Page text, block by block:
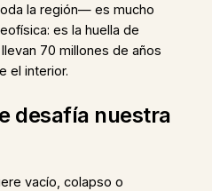
la región— es mucho
es la huella de
70 millones de años
el interior.
desafía nuestra
vacío, colapso o